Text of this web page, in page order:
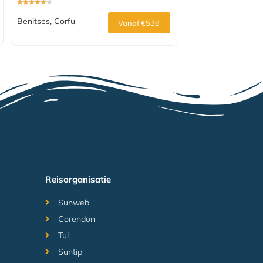
Benitses, Corfu Vanaf €539
Reisorganisatie
Sunweb
Corendon
Tui
Suntip